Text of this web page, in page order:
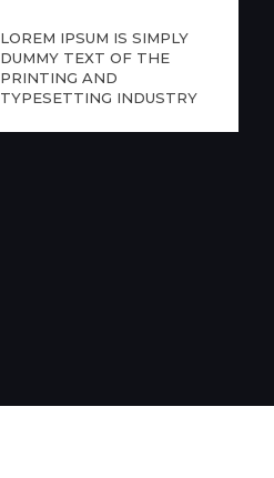
LOREM IPSUM IS SIMPLY
DUMMY TEXT OF THE
PRINTING AND
TYPESETTING INDUSTRY